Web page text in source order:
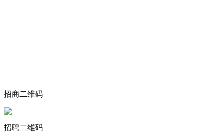
招商二维码
招聘二维码